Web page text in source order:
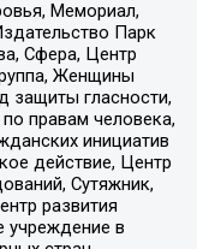
Мемориал,
Парк
Сфера, Центр
Женщины
защиты гласности,
правам человека,
инициатив
действие, Центр
Сутяжник,
развития
учреждение в